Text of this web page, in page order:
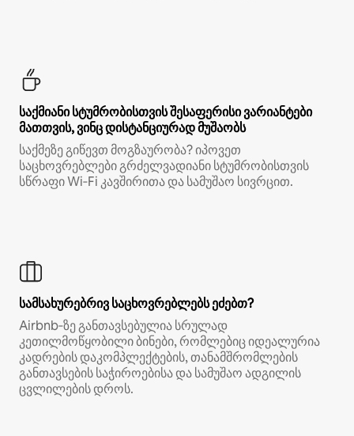
საქმიანი სტუმრობისთვის შესაფერისი ვარიანტები
მათთვის, ვინც დისტანციურად მუშაობს
საქმეზე გიწევთ მოგზაურობა? იპოვეთ
საცხოვრებლები გრძელვადიანი სტუმრობისთვის
სწრაფი Wi‑Fi კავშირითა და სამუშაო სივრცით.
სამსახურებრივ საცხოვრებლებს ეძებთ?
Airbnb‑ზე განთავსებულია სრულად
კეთილმოწყობილი ბინები, რომლებიც იდეალურია
კადრების დაკომპლექტების, თანამშრომლების
განთავსების საჭიროებისა და სამუშაო ადგილის
ცვლილების დროს.